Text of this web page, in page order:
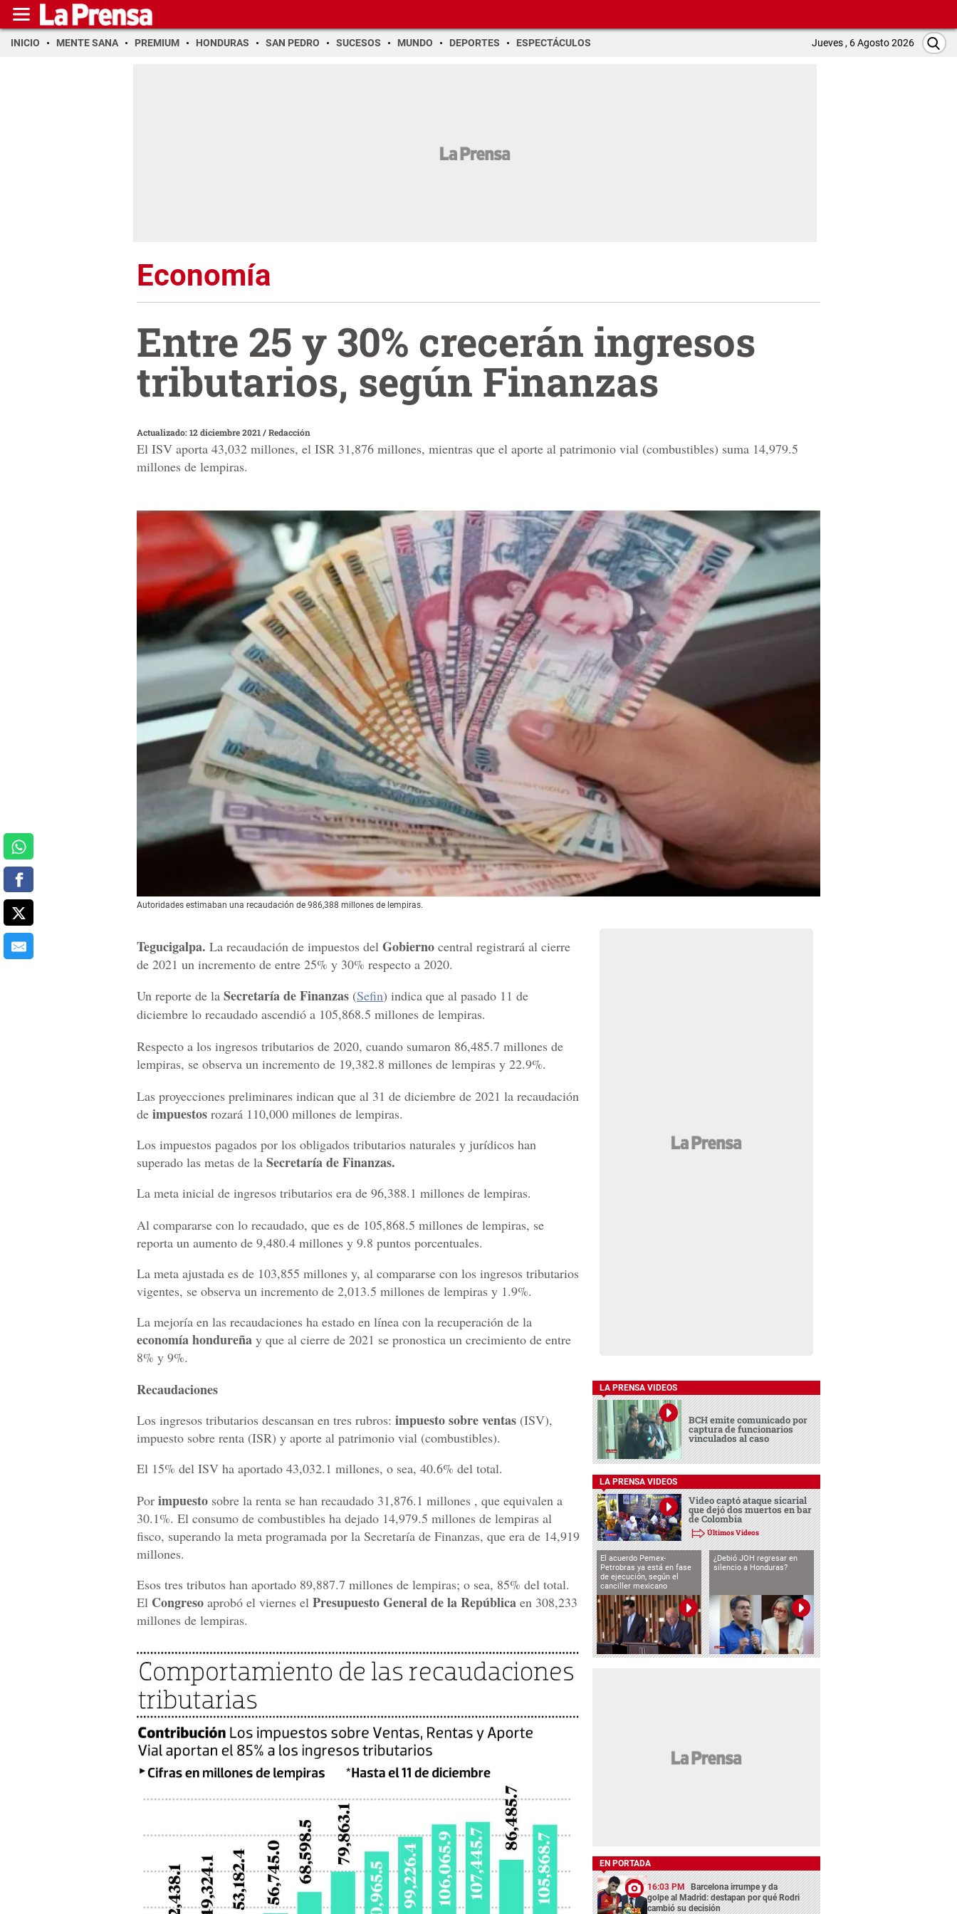
INICIO MENTE SANA PREMIUM HONDURAS SAN PEDRO SUCESOS MUNDO DEPORTES ESPECTÁCULOS Jueves , 6 Agosto 2026
Economía
Entre 25 y 30% crecerán ingresos
tributarios, según Finanzas
Actualizado: 12 diciembre 2021 /Redacción
El ISV aporta 43,032 millones, el ISR 31,876 millones, mientras que el aporte al patrimonio vial (combustibles) suma 14,979.5
millones de lempiras.
Autoridades estimaban una recaudación de 986,388 millones de lempiras.
Tegucigalpa. La recaudación de impuestos del Gobierno central registrará al cierre
de 2021 un incremento de entre 25% y 30% respecto a 2020.
Un reporte de la Secretaría de Finanzas (Sefin) indica que al pasado 11 de
diciembre lo recaudado ascendió a 105,868.5 millones de lempiras.
Respecto a los ingresos tributarios de 2020, cuando sumaron 86,485.7 millones de
lempiras, se observa un incremento de 19,382.8 millones de lempiras y 22.9%.
Las proyecciones preliminares indican que al 31 de diciembre de 2021 la recaudación
de impuestos rozará 110,000 millones de lempiras.
Los impuestos pagados por los obligados tributarios naturales y jurídicos han
superado las metas de la Secretaría de Finanzas.
La meta inicial de ingresos tributarios era de 96,388.1 millones de lempiras.
Al compararse con lo recaudado, que es de 105,868.5 millones de lempiras, se
reporta un aumento de 9,480.4 millones y 9.8 puntos porcentuales.
La meta ajustada es de 103,855 millones y, al compararse con los ingresos tributarios
vigentes, se observa un incremento de 2,013.5 millones de lempiras y 1.9%.
La mejoría en las recaudaciones ha estado en línea con la recuperación de la
economía hondureña y que al cierre de 2021 se pronostica un crecimiento de entre
8% y 9%.
Recaudaciones
Los ingresos tributarios descansan en tres rubros: impuesto sobre ventas (ISV),
impuesto sobre renta (ISR) y aporte al patrimonio vial (combustibles).
El 15% del ISV ha aportado 43,032.1 millones, o sea, 40.6% del total.
Por impuesto sobre la renta se han recaudado 31,876.1 millones , que equivalen a
30.1%. El consumo de combustibles ha dejado 14,979.5 millones de lempiras al
fisco, superando la meta programada por la Secretaría de Finanzas, que era de 14,919
millones.
Esos tres tributos han aportado 89,887.7 millones de lempiras; o sea, 85% del total.
El Congreso aprobó el viernes el Presupuesto General de la República en 308,233
millones de lempiras.
LA PRENSA VIDEOS
BCH emite comunicado por
captura de funcionarios
vinculados al caso
LA PRENSA VIDEOS
Video captó ataque sicarial
que dejó dos muertos en bar
de Colombia
Últimos Videos
El acuerdo Pemex-
Petrobras ya está en fase
de ejecución, según el
canciller mexicano
¿Debió JOH regresar en
silencio a Honduras?
EN PORTADA
16:03 PM Barcelona irrumpe y da
golpe al Madrid: destapan por qué Rodri
cambió su decisión